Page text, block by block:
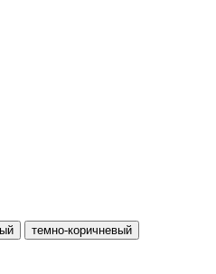
темно-коричневый